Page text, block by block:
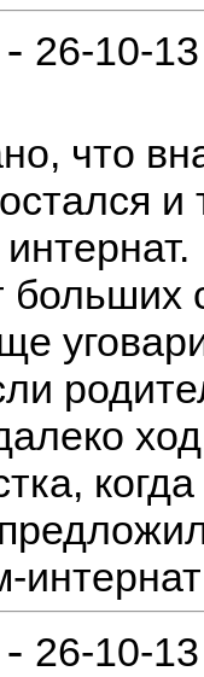
- 26-10-
что
больших
- 26-10-